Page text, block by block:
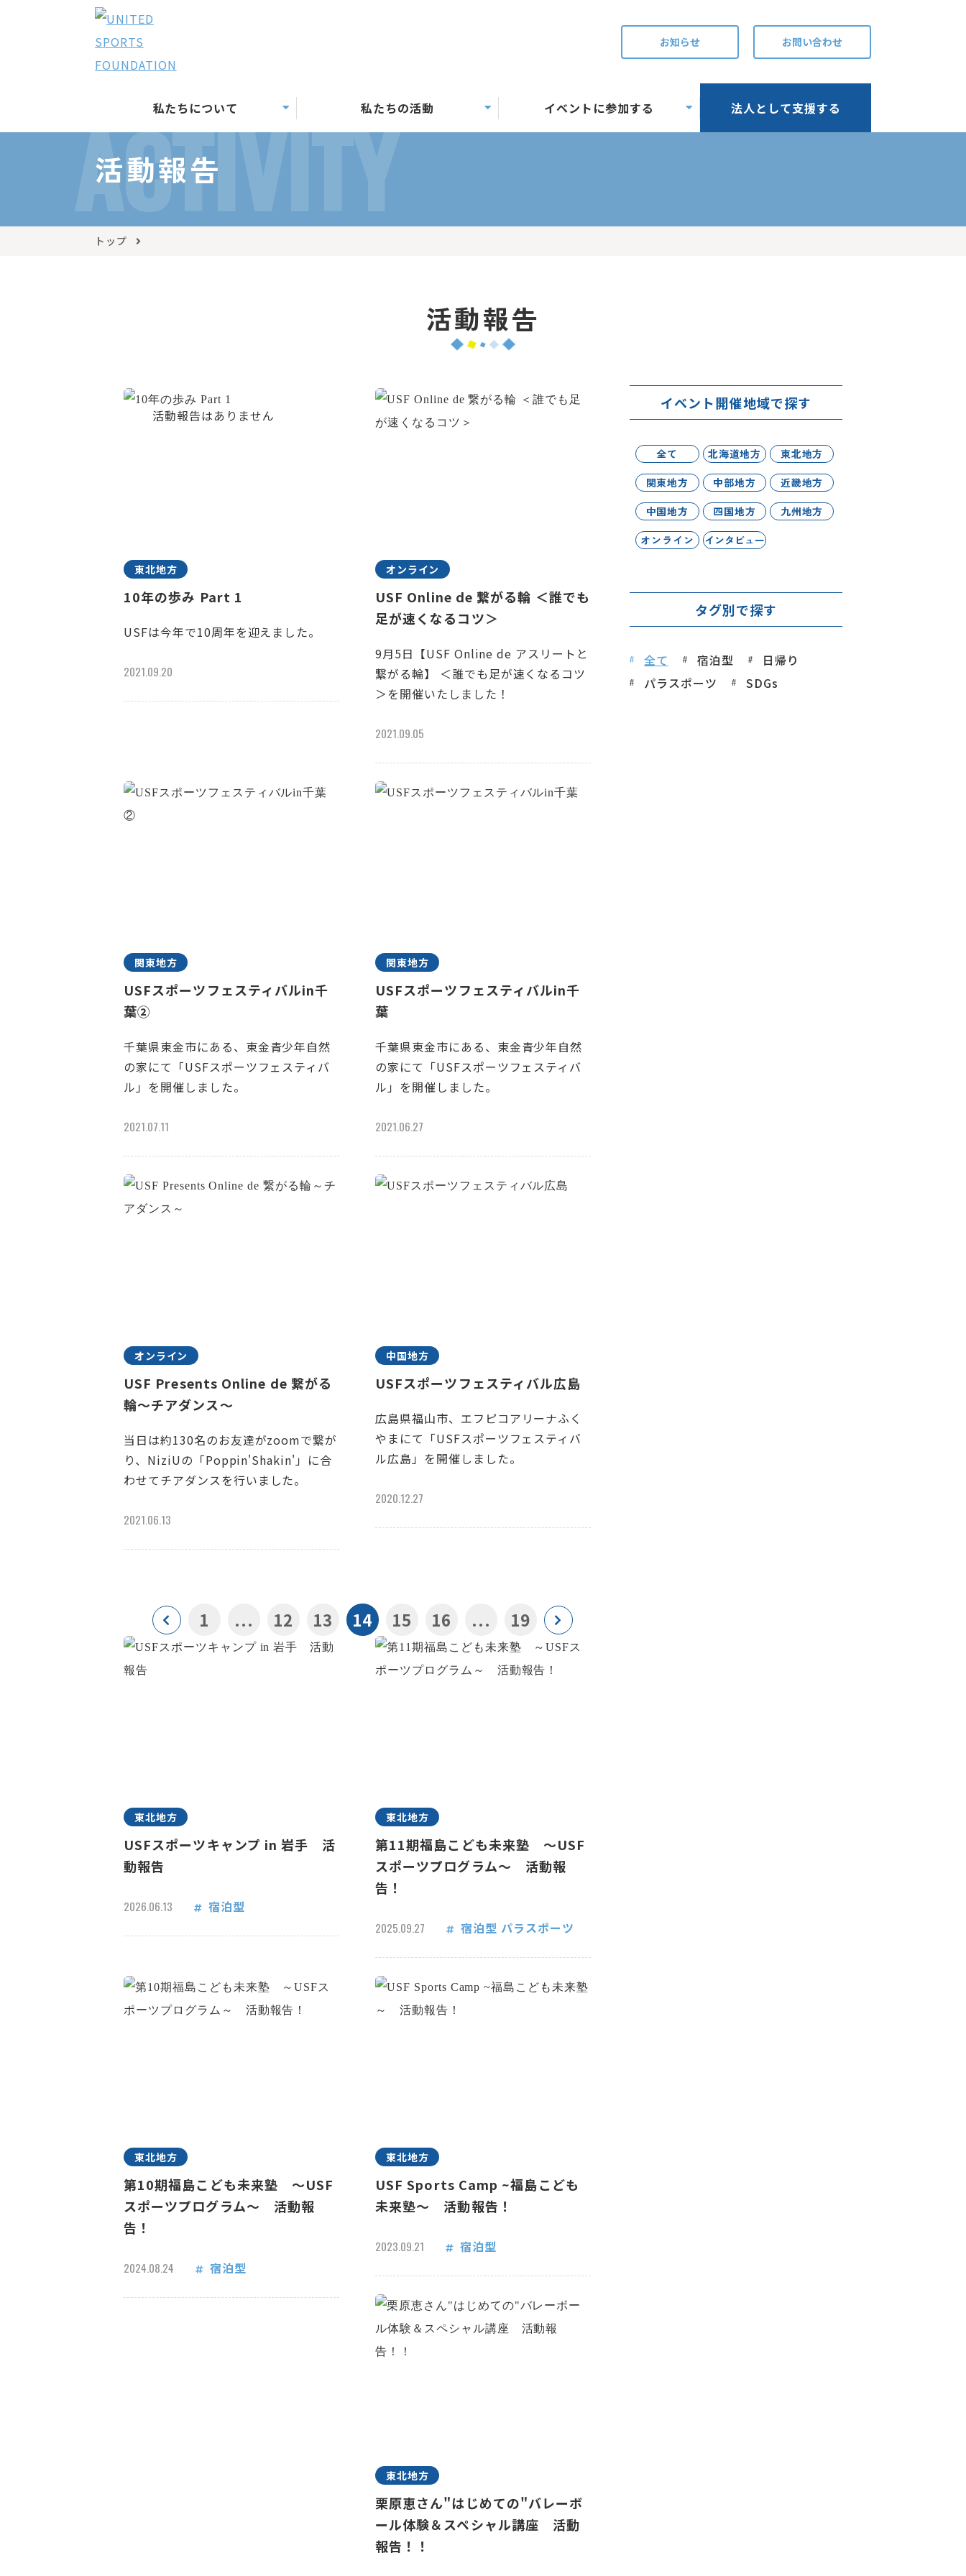
お知らせ お問い合わせ
私たちについて 私たちの活動 イベントに参加する 法人として支援する
ACTIVITY
活動報告
トップ
活動報告
東北地方
10年の歩み Part 1
USFは今年で10周年を迎えました。
2021.09.20
オンライン
USF Online de 繋がる輪 ＜誰でも
足が速くなるコツ＞
9月5日【USF Online de アスリートと
繋がる輪】 ＜誰でも足が速くなるコツ
＞を開催いたしました！
2021.09.05
関東地方
USFスポーツフェスティバルin千
葉②
千葉県東金市にある、東金青少年自然
の家にて「USFスポーツフェスティバ
ル」を開催しました。
2021.07.11
関東地方
USFスポーツフェスティバルin千
葉
千葉県東金市にある、東金青少年自然
の家にて「USFスポーツフェスティバ
ル」を開催しました。
2021.06.27
オンライン
USF Presents Online de 繋がる
輪～チアダンス～
当日は約130名のお友達がzoomで繋が
り、NiziUの「Poppin'Shakin'」に合
わせてチアダンスを行いました。
2021.06.13
中国地方
USFスポーツフェスティバル広島
広島県福山市、エフピコアリーナふく
やまにて「USFスポーツフェスティバ
ル広島」を開催しました。
2020.12.27
1 ... 12 13 14 15 16 ... 19
東北地方
USFスポーツキャンプ in 岩手 活
動報告
2026.06.13 宿泊型
東北地方
第11期福島こども未来塾 ～USF
スポーツプログラム～ 活動報
告！
2025.09.27 宿泊型 パラスポーツ
東北地方
第10期福島こども未来塾 ～USF
スポーツプログラム～ 活動報
告！
2024.08.24 宿泊型
東北地方
USF Sports Camp ~福島こども
未来塾～ 活動報告！
2023.09.21 宿泊型
東北地方
栗原恵さん"はじめての"バレーボ
ール体験＆スペシャル講座 活動
報告！！
イベント開催地域で探す
全て 北海道地方
東北地方
関東地方
中部地方
近畿地方
中国地方
四国地方
九州地方
オンライン
インタビュー
タグ別で探す
全て 宿泊型
日帰り
パラスポーツ
SDGs